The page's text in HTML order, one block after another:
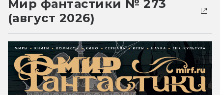
Мир фантастики № 273
(август 2026)